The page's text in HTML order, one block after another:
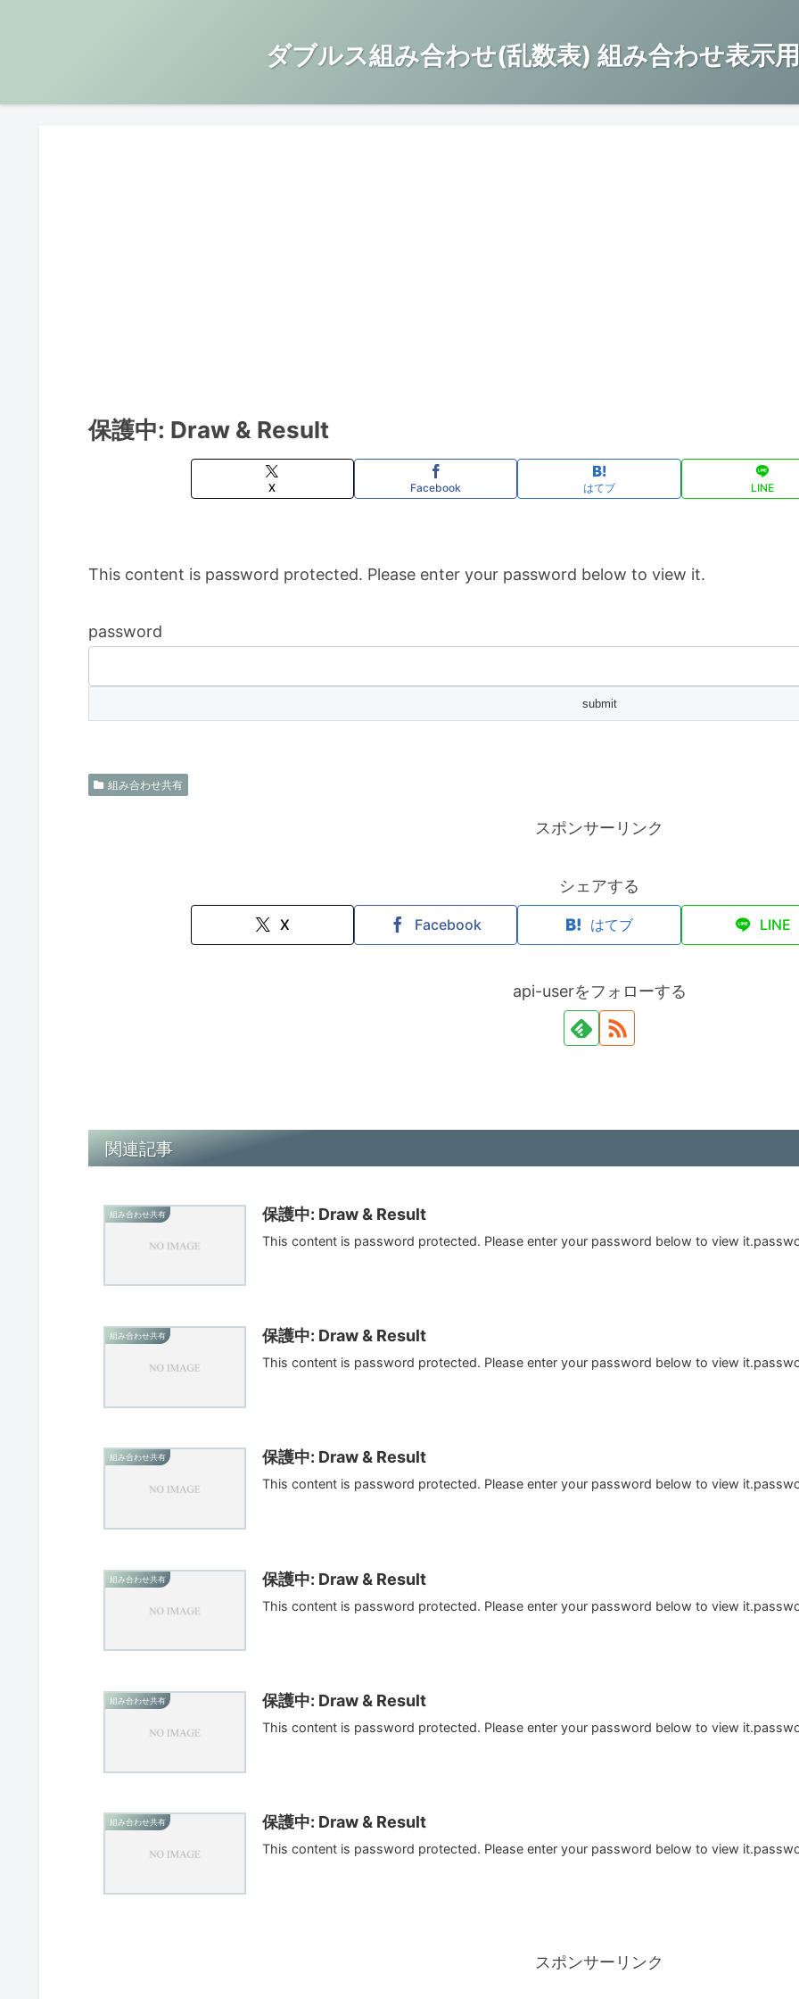
ダブルス組み合わせ(乱数表) 組み合わせ表示
保護中: Draw & Result
X Facebook はてブ LINE
This content is password protected. Please enter your password below to view it.
password
組み合わせ共有
スポンサーリンク
シェアする
X Facebook はてブ LINE
api-userをフォローする
関連記事
組み合わせ共有 保護中: Draw & Result
This content is password protected. Please enter your password below to view
組み合わせ共有 保護中: Draw & Result
This content is password protected. Please enter your password below to view
組み合わせ共有 保護中: Draw & Result
This content is password protected. Please enter your password below to view
組み合わせ共有 保護中: Draw & Result
This content is password protected. Please enter your password below to view
組み合わせ共有 保護中: Draw & Result
This content is password protected. Please enter your password below to view
組み合わせ共有 保護中: Draw & Result
This content is password protected. Please enter your password below to view
スポンサーリンク